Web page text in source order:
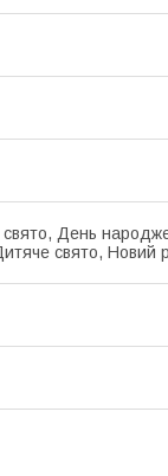
свято, День
свято, Новий